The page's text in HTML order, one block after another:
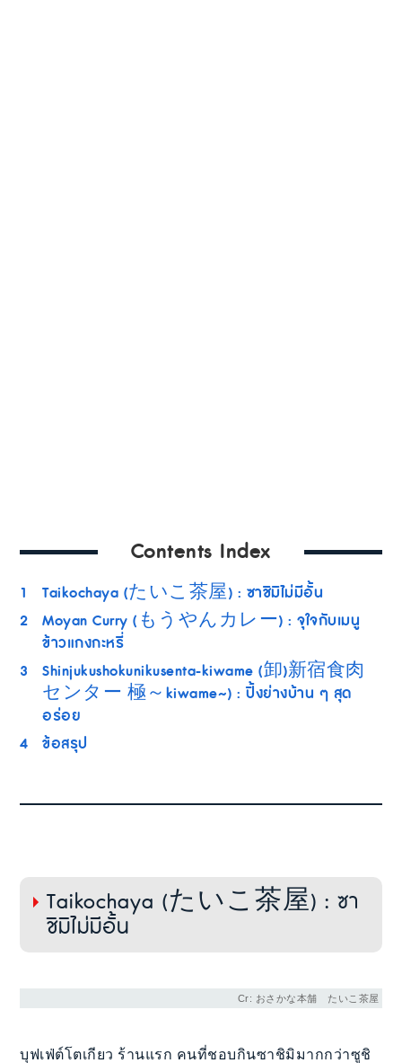
Contents Index
1
Taikochaya (たいこ茶屋) : ซาชิมิไม่มีอั้น
2 Moyan Curry (もうやんカレー) : จุใจกับเมนู
ข้าวแกงกะหรี่
3
Shinjukushokunikusenta-kiwame (卸)新宿食肉
センター 極～kiwame~) : ปิ้งย่างบ้าน ๆ สุด
อร่อย
4 ข้อสรุป
Taikochaya (たいこ茶屋) : ซา
ชิมิไม่มีอั้น
Cr: おさかな本舗 たいこ茶屋
บุฟเฟ่ต์โตเกียว ร้านแรก คนที่ชอบกินซาชิมิมากกว่าซูชิ